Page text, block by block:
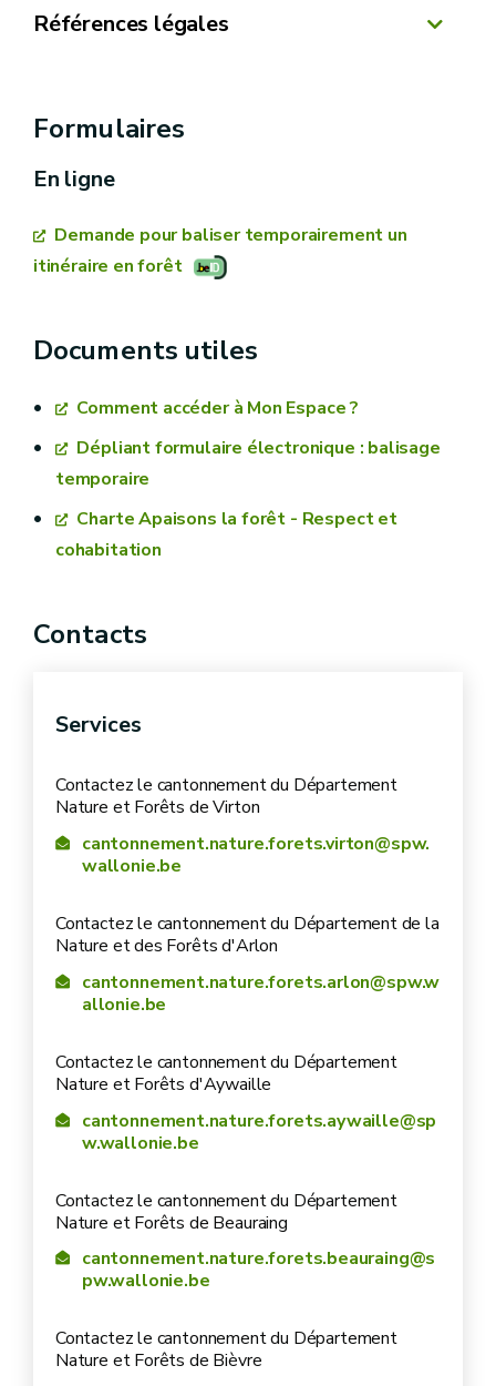
positive
refus.
adapter le dossier
la date de l’activité
la technique pour le balisage
Références légales
Arrêté du gouvernement Wallon du 29 mai
l’exécution du décret du 15 juillet 2008 relatif
Formulaires
En ligne
Demande pour baliser temporairement un
itinéraire en forêt
Documents utiles
Comment accéder à Mon Espace ?
Dépliant formulaire électronique : balisage
temporaire
Charte Apaisons la forêt - Respect et
cohabitation
Contacts
Services
Contactez le cantonnement du Département
Nature et Forêts de Virton
cantonnement.nature.forets.virton@spw.
wallonie.be
Contactez le cantonnement du Département de la
Nature et des Forêts d'Arlon
cantonnement.nature.forets.arlon@spw.w
allonie.be
Contactez le cantonnement du Département
Nature et Forêts d'Aywaille
cantonnement.nature.forets.aywaille@sp
w.wallonie.be
Contactez le cantonnement du Département
Nature et Forêts de Beauraing
cantonnement.nature.forets.beauraing@s
pw.wallonie.be
Contactez le cantonnement du Département
Nature et Forêts de Bièvre